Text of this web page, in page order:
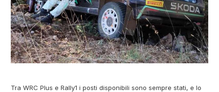
Tra WRC Plus e Rally1 i posti disponibili sono sempre stati, e lo